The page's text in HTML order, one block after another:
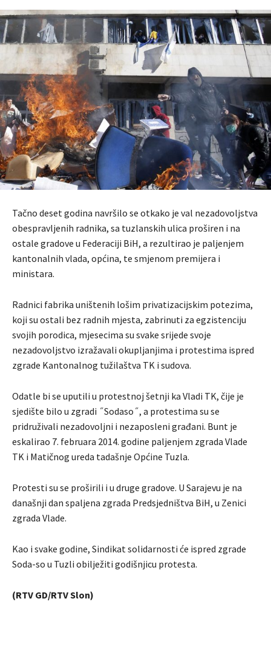
Tačno deset godina navršilo se otkako je val nezadovoljstva
obespravljenih radnika, sa tuzlanskih ulica proširen i na
ostale gradove u Federaciji BiH, a rezultirao je paljenjem
kantonalnih vlada, općina, te smjenom premijera i
ministara.
Radnici fabrika uništenih lošim privatizacijskim potezima,
koji su ostali bez radnih mjesta, zabrinuti za egzistenciju
svojih porodica, mjesecima su svake srijede svoje
nezadovoljstvo izražavali okupljanjima i protestima ispred
zgrade Kantonalnog tužilaštva TK i sudova.
Odatle bi se uputili u protestnoj šetnji ka Vladi TK, čije je
sjedište bilo u zgradi ˝Sodaso˝, a protestima su se
pridruživali nezadovoljni i nezaposleni građani. Bunt je
eskalirao 7. februara 2014. godine paljenjem zgrada Vlade
TK i Matičnog ureda tadašnje Općine Tuzla.
Protesti su se proširili i u druge gradove. U Sarajevu je na
današnji dan spaljena zgrada Predsjedništva BiH, u Zenici
zgrada Vlade.
Kao i svake godine, Sindikat solidarnosti će ispred zgrade
Soda-so u Tuzli obilježiti godišnjicu protesta.
(RTV GD/RTV Slon)